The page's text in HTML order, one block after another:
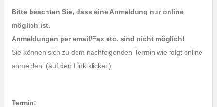
Bitte beachten Sie, dass eine Anmeldung nuronline
möglich ist.
Anmeldungen per email/Fax etc. sind nicht möglich!
Sie können sich zu dem nachfolgenden Termin wie folgt online
anmelden: (auf den Link klicken)
Termin: